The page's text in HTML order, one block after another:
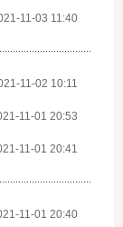
11-03 11:40
11-02 10:11
11-01 20:53
11-01 20:41
11-01 20:40